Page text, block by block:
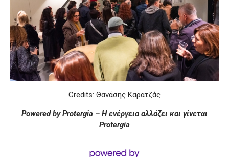
Credits: Θανάσης Καρατζάς
Powered by Protergia – Η ενέργεια αλλάζει και γίνεται
Protergia